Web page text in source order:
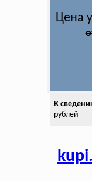
Цена
К
рублей